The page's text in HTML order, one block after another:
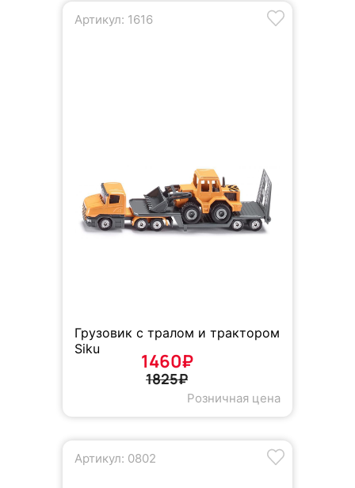
Артикул: 1616
Грузовик с тралом и трактором
Siku
1460₽
1825₽
Розничная цена
Артикул: 0802